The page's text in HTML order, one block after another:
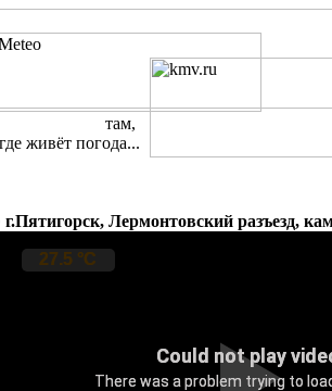
там,
где живёт погода...
г.Пятигорск, Лермонтовский разъезд,